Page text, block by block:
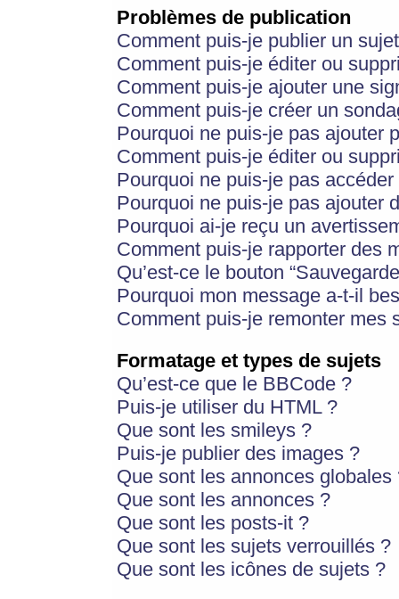
Problèmes de publication
Comment puis-je publier un
Comment puis-je éditer ou
Comment puis-je ajouter une
Comment puis-je créer un
Pourquoi ne puis-je pas ajouter
Comment puis-je éditer ou
Pourquoi ne puis-je pas
Pourquoi ne puis-je pas ajouter
Pourquoi ai-je reçu un
Comment puis-je rapporter des
Qu’est-ce le bouton
Pourquoi mon message a-t-il
Comment puis-je remonter mes
Formatage et types de sujets
Qu’est-ce que le BBCode ?
Puis-je utiliser du HTML ?
Que sont les smileys ?
Puis-je publier des images ?
Que sont les annonces globales
Que sont les annonces ?
Que sont les posts-it ?
Que sont les sujets verrouillés ?
Que sont les icônes de sujets ?